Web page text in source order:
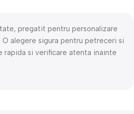
pregatit pentru personalizare
O alegere sigura pentru petreceri si
rapida si verificare atenta inainte